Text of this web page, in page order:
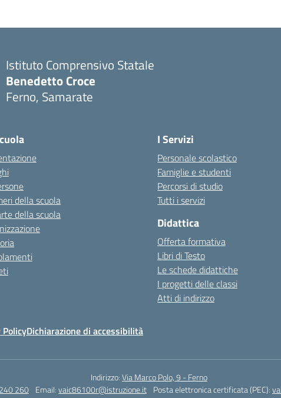
Istituto Comprensivo Statale
Benedetto Croce
Ferno, Samarate
della scuola
della scuola
I Servizi
Personale scolastico
Famiglie e studenti
Percorsi di studio
Tutti i servizi
Didattica
Offerta formativa
Libri di Testo
Le schede didattiche
I progetti delle classi
Atti di indirizzo
PolicyDichiarazione di accessibilità
Indirizzo:Via Marco Polo, 9 - Ferno
260 Email:vaic86100r@istruzione.it Posta elettronica certificata (PEC):